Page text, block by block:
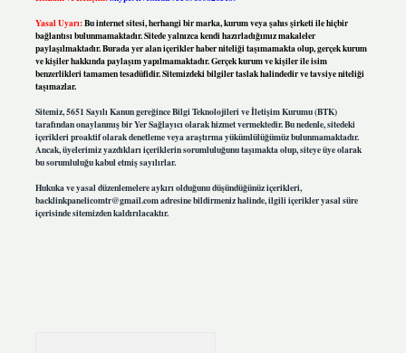
Yasal Uyarı:Bu internet sitesi, herhangi bir marka, kurum veya şahıs şirketi ile hiçbir
bağlantısı bulunmamaktadır. Sitede yalnızca kendi hazırladığımız makaleler
paylaşılmaktadır. Burada yer alan içerikler haber niteliği taşımamakta olup, gerçek kurum
ve kişiler hakkında paylaşım yapılmamaktadır. Gerçek kurum ve kişiler ile isim
benzerlikleri tamamen tesadüfidir. Sitemizdeki bilgiler taslak halindedir ve tavsiye niteliği
taşımazlar.
Sitemiz, 5651 Sayılı Kanun gereğince Bilgi Teknolojileri ve İletişim Kurumu (BTK)
tarafından onaylanmış bir Yer Sağlayıcı olarak hizmet vermektedir. Bu nedenle, sitedeki
içerikleri proaktif olarak denetleme veya araştırma yükümlülüğümüz bulunmamaktadır.
Ancak, üyelerimiz yazdıkları içeriklerin sorumluluğunu taşımakta olup, siteye üye olarak
bu sorumluluğu kabul etmiş sayılırlar.
Hukuka ve yasal düzenlemelere aykırı olduğunu düşündüğünüz içerikleri,
backlinkpanelicomtr@gmail.comadresine bildirmeniz halinde, ilgili içerikler yasal süre
içerisinde sitemizden kaldırılacaktır.